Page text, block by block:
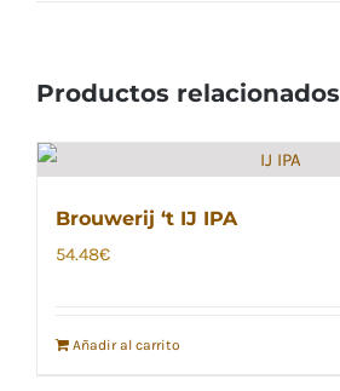
Productos relacionados
Brouwerij ‘t IJ IPA
54.48€
Añadir al carrito